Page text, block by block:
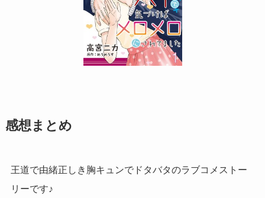
感想まとめ
王道で由緒正しき胸キュンでドタバタのラブコメストー
リーです♪